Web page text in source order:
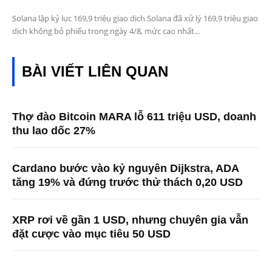
Solana lập kỷ lục 169,9 triệu giao dịch Solana đã xử lý 169,9 triệu giao
dịch không bỏ phiếu trong ngày 4/8, mức cao nhất...
BÀI VIẾT LIÊN QUAN
Thợ đào Bitcoin MARA lỗ 611 triệu USD, doanh
thu lao dốc 27%
Cardano bước vào kỷ nguyên Dijkstra, ADA
tăng 19% và đứng trước thử thách 0,20 USD
XRP rơi về gần 1 USD, nhưng chuyên gia vẫn
đặt cược vào mục tiêu 50 USD